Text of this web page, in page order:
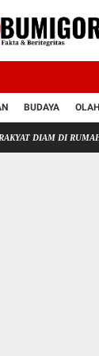
BUDAYA
DI RUMAH